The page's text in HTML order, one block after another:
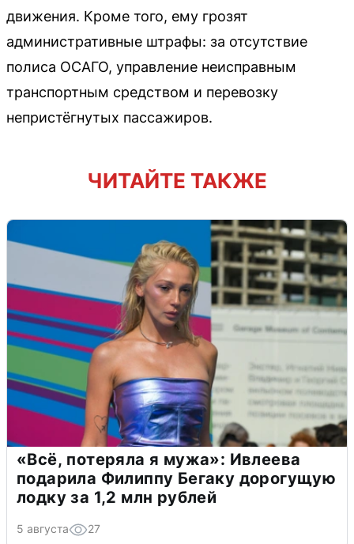
движения. Кроме того, ему грозят
административные штрафы: за отсутствие
полиса ОСАГО, управление неисправным
транспортным средством и перевозку
непристёгнутых пассажиров.
ЧИТАЙТЕ ТАКЖЕ
«Всё, потеряла я мужа»: Ивлеева
подарила Филиппу Бегаку дорогущую
лодку за 1,2 млн рублей
5 августа 27